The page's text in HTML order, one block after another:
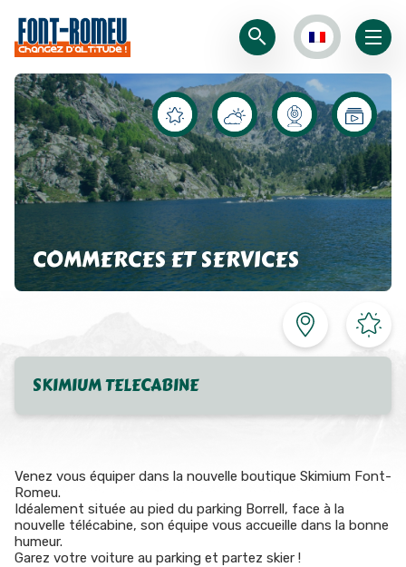
COMMERCES ET SERVICES
SKIMIUM TELECABINE
Venez vous équiper dans la nouvelle boutique Skimium Font-
Romeu.
Idéalement située au pied du parking Borrell, face à la
nouvelle télécabine, son équipe vous accueille dans la bonne
humeur.
Garez votre voiture au parking et partez skier !